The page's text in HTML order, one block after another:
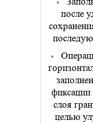
после
фиксации
слоя
целью